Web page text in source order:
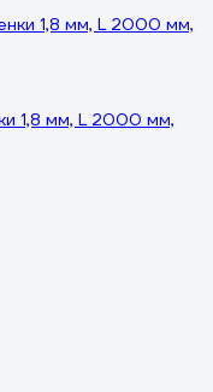
1,8 мм, L 2000 мм,